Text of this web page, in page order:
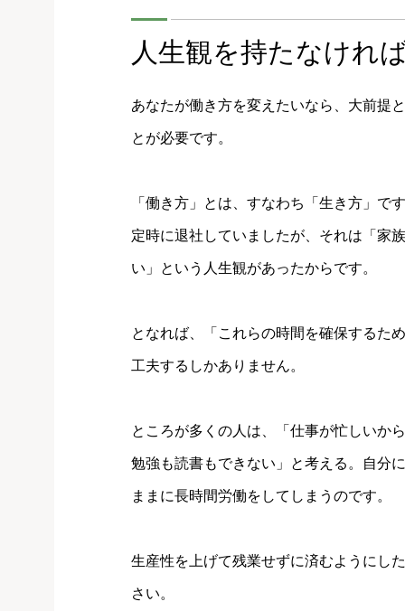
人生観を持たなけれ
あなたが働き方を変えたいなら、大前提
とが必要です。
「働き方」とは、すなわち「生き方」で
定時に退社していましたが、それは「家
い」という人生観があったからです。
となれば、「これらの時間を確保するた
工夫するしかありません。
ところが多くの人は、「仕事が忙しいか
勉強も読書もできない」と考える。自分
ままに長時間労働をしてしまうのです。
生産性を上げて残業せずに済むようにし
さい。